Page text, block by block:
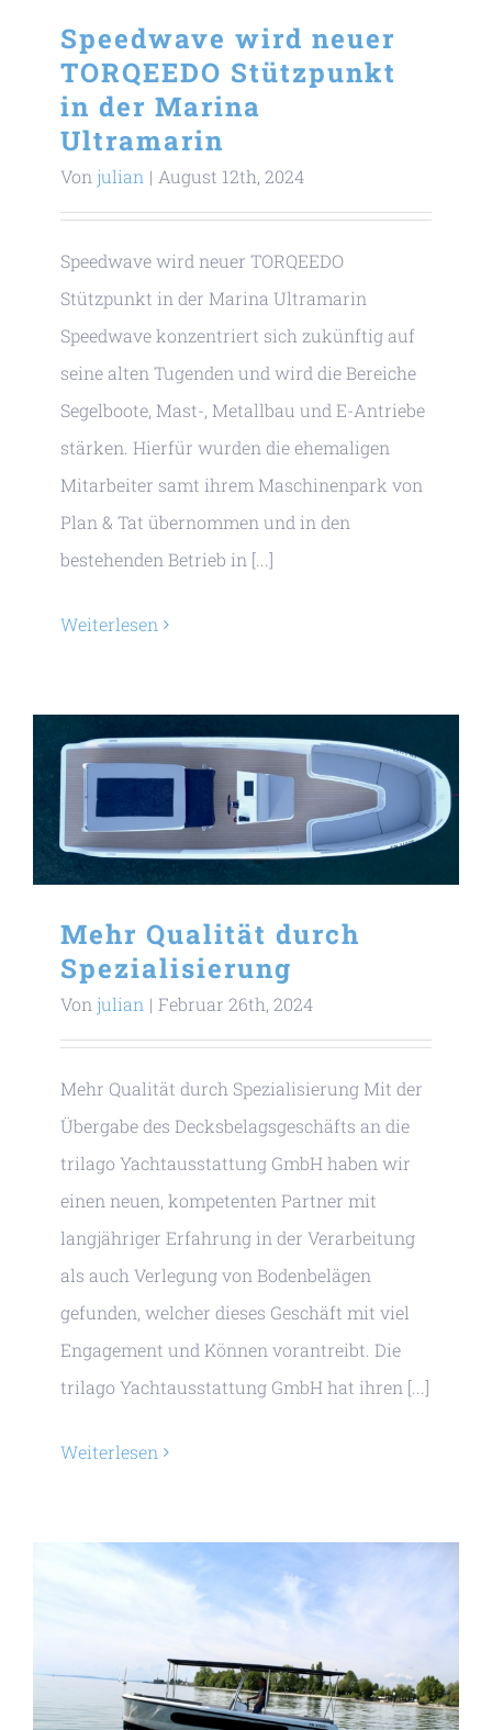
Speedwave wird neuer
TORQEEDO Stützpunkt
in der Marina
Ultramarin
Von julian | August 12th, 2024
Speedwave wird neuer TORQEEDO
Stützpunkt in der Marina Ultramarin
Speedwave konzentriert sich zukünftig auf
seine alten Tugenden und wird die Bereiche
Segelboote, Mast-, Metallbau und E-Antriebe
stärken. Hierfür wurden die ehemaligen
Mitarbeiter samt ihrem Maschinenpark von
Plan & Tat übernommen und in den
bestehenden Betrieb in [...]
Weiterlesen
Mehr Qualität durch
Spezialisierung
Von julian | Februar 26th, 2024
Mehr Qualität durch Spezialisierung Mit der
Übergabe des Decksbelagsgeschäfts an die
trilago Yachtausstattung GmbH haben wir
einen neuen, kompetenten Partner mit
langjähriger Erfahrung in der Verarbeitung
als auch Verlegung von Bodenbelägen
gefunden, welcher dieses Geschäft mit viel
Engagement und Können vorantreibt. Die
trilago Yachtausstattung GmbH hat ihren [...]
Weiterlesen